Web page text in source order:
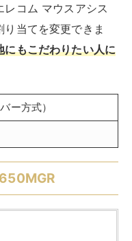
レコム マウスアシス
当てを変更できま
にもこだわりたい人に
ー方式）